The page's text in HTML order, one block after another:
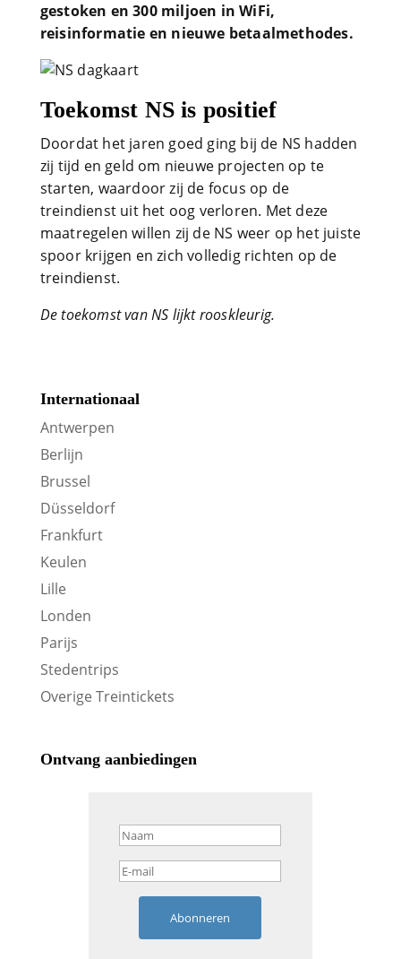
gestoken en 300 miljoen in WiFi,
reisinformatie en nieuwe betaalmethodes.
Toekomst NS is positief
Doordat het jaren goed ging bij de NS hadden
zij tijd en geld om nieuwe projecten op te
starten, waardoor zij de focus op de
treindienst uit het oog verloren. Met deze
maatregelen willen zij de NS weer op het juiste
spoor krijgen en zich volledig richten op de
treindienst.
De toekomst van NS lijkt rooskleurig.
Internationaal
Antwerpen
Berlijn
Brussel
Düsseldorf
Frankfurt
Keulen
Lille
Londen
Parijs
Stedentrips
Overige Treintickets
Ontvang aanbiedingen
Abonneren